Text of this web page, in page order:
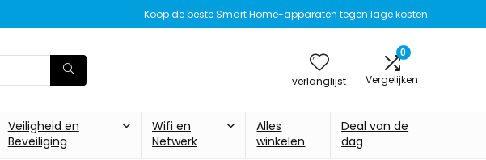
Koop de beste Smart Home-apparaten tegen lage kosten
verlanglijst
0
Vergelijken
Veiligheid en
Beveiliging
Wifi en
Netwerk
Alles
winkelen
Deal van de
dag